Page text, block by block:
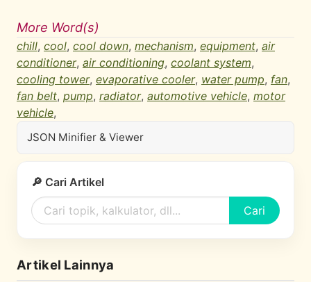
More Word(s)
chill, cool, cool down, mechanism, equipment, air
conditioner, air conditioning, coolant system,
cooling tower, evaporative cooler, water pump, fan,
fan belt, pump, radiator, automotive vehicle, motor
vehicle,
JSON Minifier & Viewer
🔎 Cari Artikel
Cari
Artikel Lainnya